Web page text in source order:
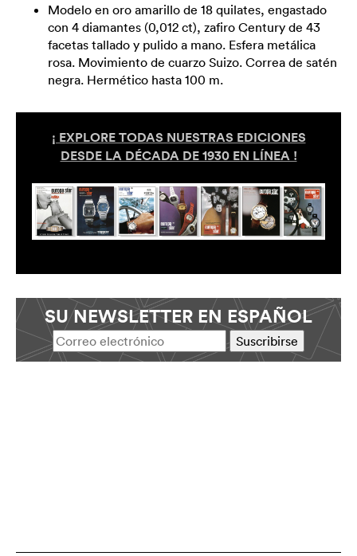
Modelo en oro amarillo de 18 quilates, engastado
con 4 diamantes (0,012 ct), zafiro Century de 43
facetas tallado y pulido a mano. Esfera metálica
rosa. Movimiento de cuarzo Suizo. Correa de satén
negra. Hermético hasta 100 m.
¡ EXPLORE TODAS NUESTRAS EDICIONES
DESDE LA DÉCADA DE 1930 EN LÍNEA !
SU NEWSLETTER EN ESPAÑOL